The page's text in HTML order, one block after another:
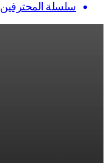
سلسلة المحترفين PRO